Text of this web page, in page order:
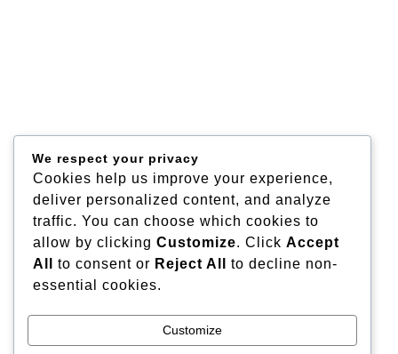
We respect your privacy
Cookies help us improve your experience,
deliver personalized content, and analyze
traffic. You can choose which cookies to
allow by clicking Customize. Click Accept
All
to consent or Reject All
to decline non-
essential cookies.
Customize